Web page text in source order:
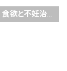
食欲と不妊治療の関係は？鍼灸では「胃の気」が大切です！